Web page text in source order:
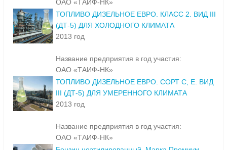
ОАО «ТАИФ-НК»
ТОПЛИВО ДИЗЕЛЬНОЕ ЕВРО. КЛАСС 2. ВИД III
(ДТ-5) ДЛЯ ХОЛОДНОГО КЛИМАТА
2013 год
Название предприятия в год участия:
ОАО «ТАИФ-НК»
ТОПЛИВО ДИЗЕЛЬНОЕ ЕВРО. СОРТ С, Е. ВИД
III (ДТ-5) ДЛЯ УМЕРЕННОГО КЛИМАТА
2013 год
Название предприятия в год участия:
ОАО «ТАИФ-НК»